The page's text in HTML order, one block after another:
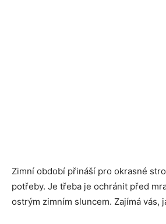
Zimní období přináší pro okrasné
potřeby. Je třeba je ochránit před
ostrým zimním sluncem. Zajímá vás,